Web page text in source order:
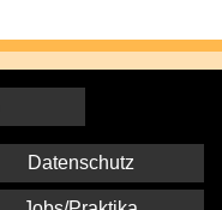
Datenschutz